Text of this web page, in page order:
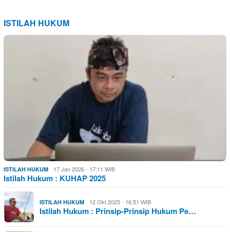
ISTILAH HUKUM
ISTILAH HUKUM 17 Jan 2026 - 17:11 WIB
Istilah Hukum : KUHAP 2025
ISTILAH HUKUM 12 Okt 2025 - 16:51 WIB
Istilah Hukum : Prinsip-Prinsip Hukum Pe…